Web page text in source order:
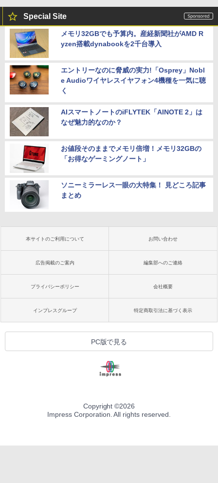
Special Site
メモリ32GBでも予算内。産経新聞社がAMD R
yzen搭載dynabookを2千台導入
エントリーなのに脅威の実力!「Osprey」Nobl
e Audioワイヤレスイヤフォン4機種を一気に聴
く
AIスマートノートのiFLYTEK「AINOTE 2」は
なぜ魅力的なのか？
お値段そのままでメモリ倍増！メモリ32GBの
「お得なゲーミングノート」
ソニーミラーレス一眼の大特集！ 見どころ記事
まとめ
本サイトのご利用について お問い合わせ
広告掲載のご案内 編集部へのご連絡
プライバシーポリシー 会社概要
インプレスグループ 特定商取引法に基づく表示
PC版で見る
Copyright ©2026
Impress Corporation. All rights reserved.